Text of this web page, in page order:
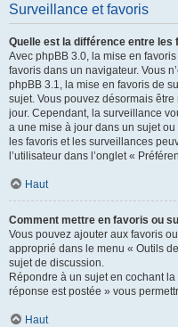
Surveillance et favoris
Quelle est la différence entre
Avec phpBB 3.0, la mise en
favoris dans un navigateur. Vous
phpBB 3.1, la mise en favoris de
sujet. Vous pouvez désormais
jour. Cependant, la surveillance
a une mise à jour dans un sujet
les favoris et les surveillances
l’utilisateur dans l’onglet «
Haut
Comment mettre en favoris ou
Vous pouvez ajouter aux favoris
approprié dans le menu « Outils
sujet de discussion.
Répondre à un sujet en cochant la
réponse est postée » vous
Haut